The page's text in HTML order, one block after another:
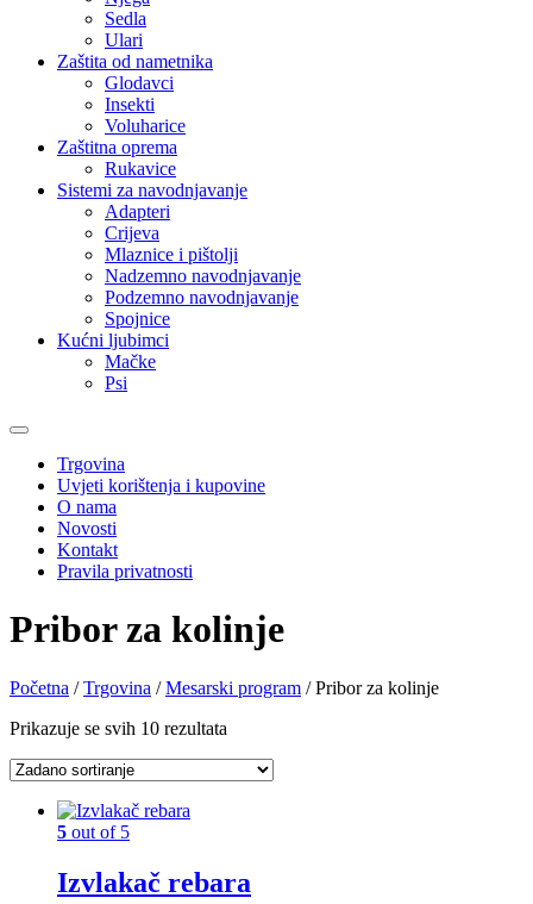
Sedla
Ulari
Zaštita od nametnika
Glodavci
Insekti
Voluharice
Zaštitna oprema
Rukavice
Sistemi za navodnjavanje
Adapteri
Crijeva
Mlaznice i pištolji
Nadzemno navodnjavanje
Podzemno navodnjavanje
Spojnice
Kućni ljubimci
Mačke
Psi
Trgovina
Uvjeti korištenja i kupovine
O nama
Novosti
Kontakt
Pravila privatnosti
Pribor za kolinje
Početna /Trgovina /Mesarski program / Pribor za kolinje
Prikazuje se svih 10 rezultata
5 out of 5
Izvlakač rebara